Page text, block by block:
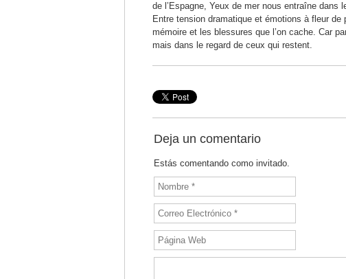
de l’Espagne, Yeux de mer nous entraîne
Entre tension dramatique et émotions à fleur
mémoire et les blessures que l’on cache. Car
mais dans le regard de ceux qui restent.
Deja un comentario
Estás comentando como invitado.